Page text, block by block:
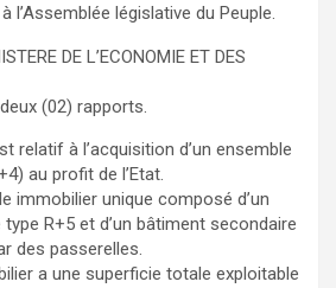
l’Assemblée législative du Peuple.
DE L’ECONOMIE ET DES
(02) rapports.
relatif à l’acquisition d’un ensemble
au profit de l’Etat.
immobilier unique composé d’un
R+5 et d’un bâtiment secondaire
des passerelles.
a une superficie totale exploitable